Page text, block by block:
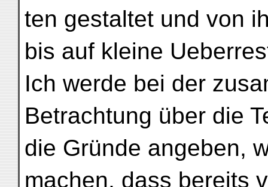
ten gestaltet und von
bis auf kleine
Ich werde bei der
Betrachtung über die
die Gründe angeben,
machen, dass bereits